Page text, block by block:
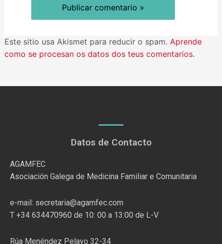
Este sitio usa Akismet para reducir o spam. Aprende
como se procesan os datos dos teus comentarios.
Datos de Contacto
AGAMFEC
Asociación Galega de Medicina Familiar e Comunitaria
e-mail: secretaria@agamfec.com
T +34 634470960 de 10: 00 a 13:00 de L-V
Rúa Menéndez Pelayo 32-34